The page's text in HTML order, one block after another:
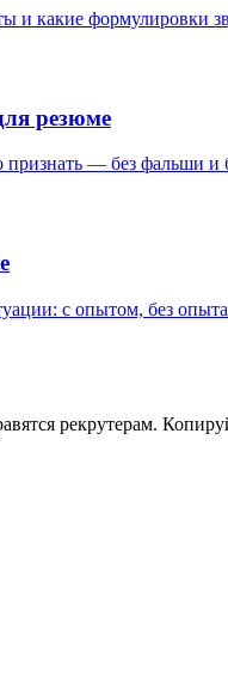
и какие формулировки
резюме
признать — без фальши и
с опытом, без
рекрутерам.